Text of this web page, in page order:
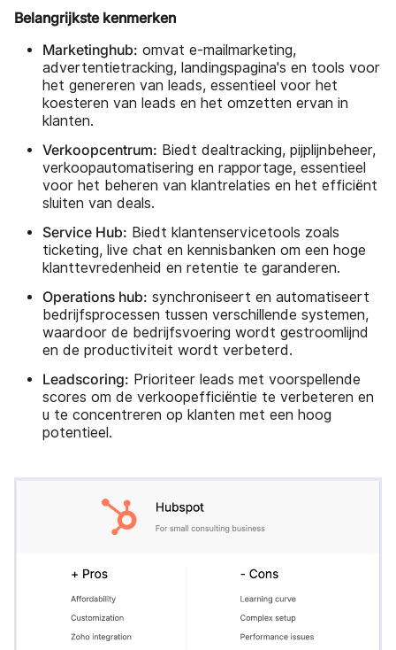
Belangrijkste kenmerken
Marketinghub: omvat e-mailmarketing,
advertentietracking, landingspagina's en tools voor
het genereren van leads, essentieel voor het
koesteren van leads en het omzetten ervan in
klanten.
Verkoopcentrum: Biedt dealtracking, pijplijnbeheer,
verkoopautomatisering en rapportage, essentieel
voor het beheren van klantrelaties en het efficiënt
sluiten van deals.
Service Hub: Biedt klantenservicetools zoals
ticketing, live chat en kennisbanken om een hoge
klanttevredenheid en retentie te garanderen.
Operations hub: synchroniseert en automatiseert
bedrijfsprocessen tussen verschillende systemen,
waardoor de bedrijfsvoering wordt gestroomlijnd
en de productiviteit wordt verbeterd.
Leadscoring: Prioriteer leads met voorspellende
scores om de verkoopefficiëntie te verbeteren en
u te concentreren op klanten met een hoog
potentieel.